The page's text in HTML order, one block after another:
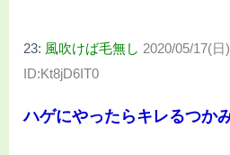
23: 風吹けば毛無し 2020/05/17(日
ID:Kt8jD6IT0
ハゲにやったらキレるつか